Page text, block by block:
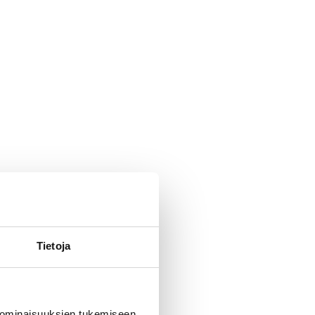
Tietoja